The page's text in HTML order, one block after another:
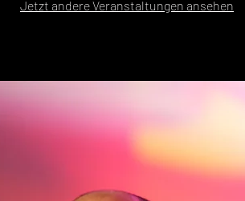
Jetzt andere Veranstaltungen ansehen